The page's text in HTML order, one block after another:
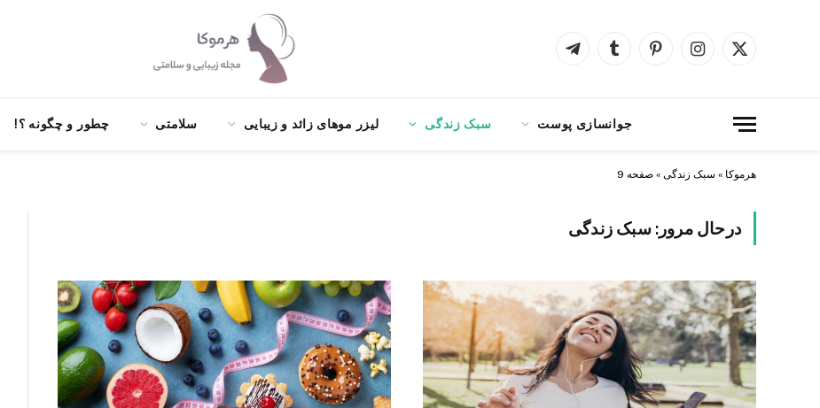
X
اینستاگرامپینترستTumblr
Telegram
جوانسازی پوست سبک زندگی لیزر موهای زائد و زیبایی سلامتی چطور و چگونه ؟!
هرموکا » سبک زندگی » صفحه 9
درحال مرور:سبک زندگی